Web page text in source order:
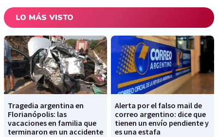
LO MÁS VISTO
Tragedia argentina en
Florianópolis: las
vacaciones en familia que
terminaron en un accidente
Alerta por el falso mail de
correo argentino: dice que
tienen un envío pendiente y
es una estafa